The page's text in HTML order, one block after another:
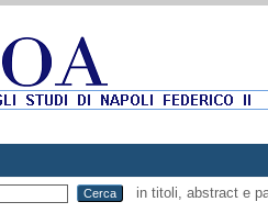
in titoli, abstract e